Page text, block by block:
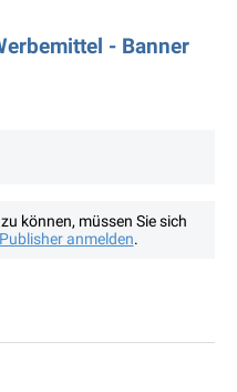
- Banner
können, müssen Sie sich
anmelden.